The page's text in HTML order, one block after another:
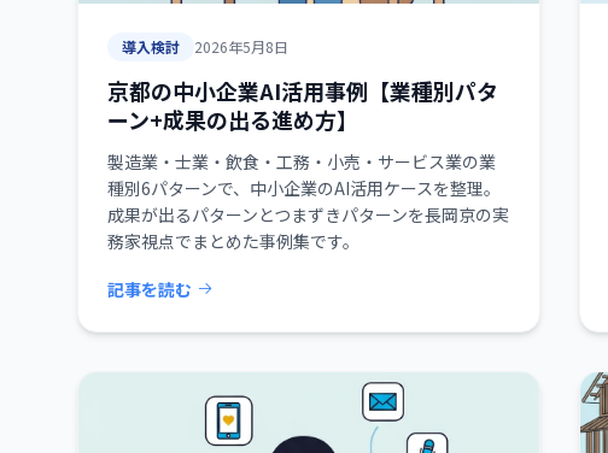
導入検討 2026年5月8日
京都の中小企業AI活用事例【業種別パタ
ーン+成果の出る進め方】
製造業・士業・飲食・工務・小売・サービス業の業
種別6パターンで、中小企業のAI活用ケースを整理。
成果が出るパターンとつまずきパターンを長岡京の実
務家視点でまとめた事例集です。
記事を読む